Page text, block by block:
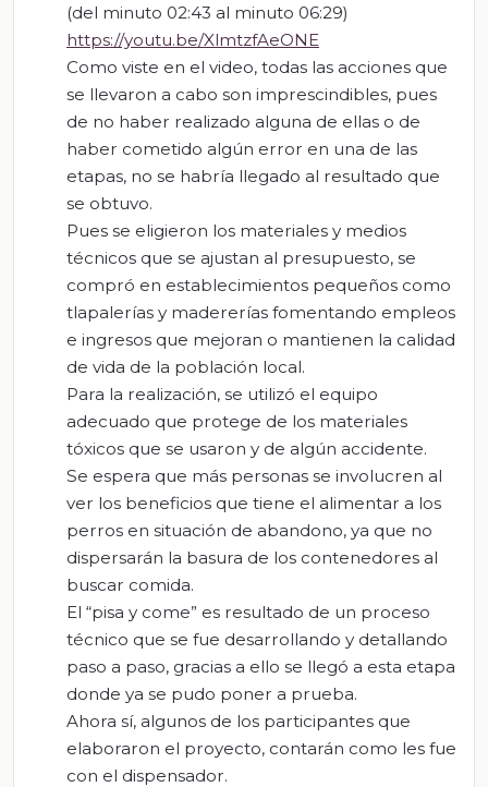
(del minuto 02:43 al minuto 06:29)
https://youtu.be/XlmtzfAeONE
Como viste en el video, todas las acciones que
se llevaron a cabo son imprescindibles, pues
de no haber realizado alguna de ellas o de
haber cometido algún error en una de las
etapas, no se habría llegado al resultado que
se obtuvo.
Pues se eligieron los materiales y medios
técnicos que se ajustan al presupuesto, se
compró en establecimientos pequeños como
tlapalerías y madererías fomentando empleos
e ingresos que mejoran o mantienen la calidad
de vida de la población local.
Para la realización, se utilizó el equipo
adecuado que protege de los materiales
tóxicos que se usaron y de algún accidente.
Se espera que más personas se involucren al
ver los beneficios que tiene el alimentar a los
perros en situación de abandono, ya que no
dispersarán la basura de los contenedores al
buscar comida.
El “pisa y come” es resultado de un proceso
técnico que se fue desarrollando y detallando
paso a paso, gracias a ello se llegó a esta etapa
donde ya se pudo poner a prueba.
Ahora sí, algunos de los participantes que
elaboraron el proyecto, contarán como les fue
con el dispensador.